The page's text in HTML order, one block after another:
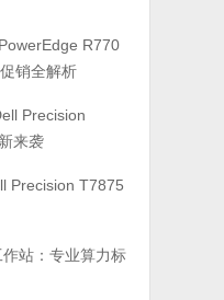
R770
销全解析
Precision
来袭
Precision T7875
站：专业算力标